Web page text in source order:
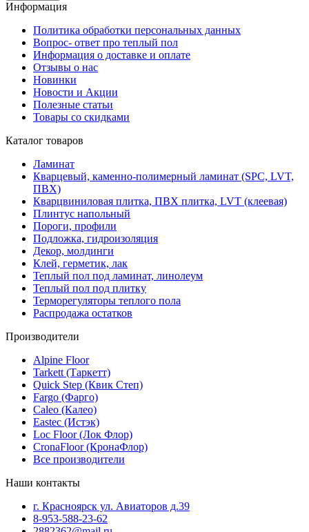
Информация
Политика обработки персональных данных
Вопрос- ответ про теплый пол
Информация о доставке и оплате
Отзывы о нас
Новинки
Новости и Акции
Полезные статьи
Товары со скидками
Каталог товаров
Ламинат
Кварцевый, каменно-полимерный ламинат (SPC, LVT,
ПВХ)
Кварцвиниловая плитка, ПВХ плитка, LVT (клеевая)
Плинтус напольный
Пороги, профили
Подложка, гидроизоляция
Декор, молдинги
Клей, герметик, лак
Теплый пол под ламинат, линолеум
Теплый пол под плитку
Терморегуляторы теплого пола
Распродажа остатков
Производители
Alpine Floor
Tarkett (Таркетт)
Quick Step (Квик Степ)
Fargo (Фарго)
Caleo (Калео)
Eastec (Истэк)
Loc Floor (Лок Флор)
CronaFloor (КронаФлор)
Все производители
Наши контакты
г. Красноярск ул. Авиаторов д.39
8-953-588-23-62